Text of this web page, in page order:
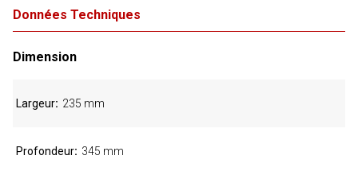
Données Techniques
Dimension
Largeur 235 mm
Profondeur 345 mm